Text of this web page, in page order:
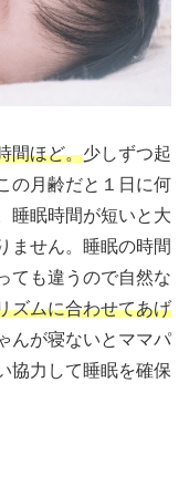
間ほど。少しずつ起
の月齢だと１日に何
睡眠時間が短いと大
ません。睡眠の時間
ても違うので自然な
ズムに合わせてあげ
んが寝ないとママパ
協力して睡眠を確保